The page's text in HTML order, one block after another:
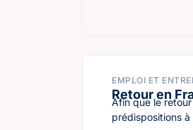
EMPLOI ET
Retour en
Afin que le
prédispositions à